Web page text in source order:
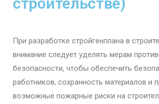
При разработке стройгенплана в
внимание следует уделять мерам
безопасности, чтобы обеспечить
работников, сохранность материалов и
возможные пожарные риски на